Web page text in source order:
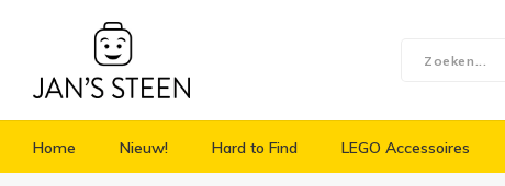
Home Nieuw! Hard to Find LEGO Accessoires